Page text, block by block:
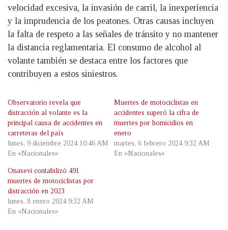
velocidad excesiva, la invasión de carril, la inexperiencia
y la imprudencia de los peatones. Otras causas incluyen
la falta de respeto a las señales de tránsito y no mantener
la distancia reglamentaria. El consumo de alcohol al
volante también se destaca entre los factores que
contribuyen a estos siniestros.
Observatorio revela que
distracción al volante es la
principal causa de accidentes en
carreteras del país
lunes, 9 diciembre 2024 10:46 AM
En «Nacionales»
Muertes de motociclistas en
accidentes superó la cifra de
muertes por homicidios en
enero
martes, 6 febrero 2024 9:32 AM
En «Nacionales»
Onasevi contabilizó 491
muertes de motociclistas por
distracción en 2023
lunes, 8 enero 2024 9:32 AM
En «Nacionales»